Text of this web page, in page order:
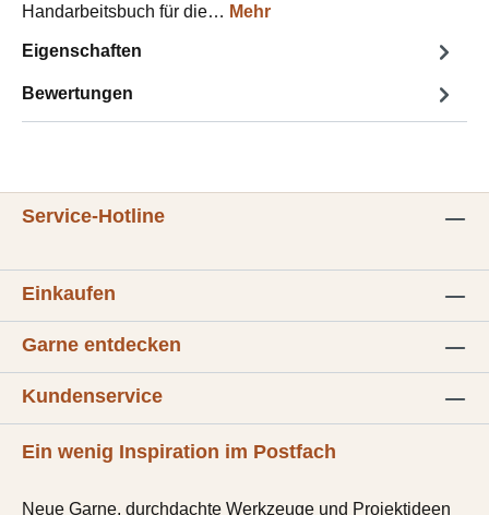
Handarbeitsbuch für die… Mehr
Eigenschaften
Bewertungen
Service-Hotline
Einkaufen
Garne entdecken
Kundenservice
Ein wenig Inspiration im Postfach
Neue Garne, durchdachte Werkzeuge und Projektideen